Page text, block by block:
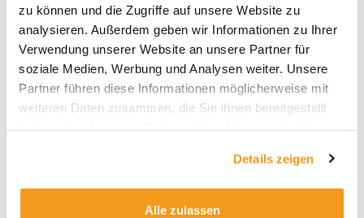
zu können und die Zugriffe auf unsere Website zu
analysieren. Außerdem geben wir Informationen zu Ihrer
Verwendung unserer Website an unsere Partner für
soziale Medien, Werbung und Analysen weiter. Unsere
Partner führen diese Informationen möglicherweise mit
weiteren Daten zusammen, die Sie ihnen bereitgestellt
Details zeigen
Alle zulassen
2025
2024
2023